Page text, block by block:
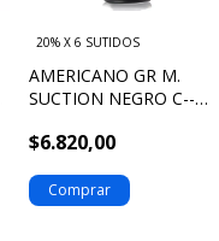
AMERICANO GR M.
SUCTION NEGRO C--
$6.820,00
20% X 6 SUTIDOS